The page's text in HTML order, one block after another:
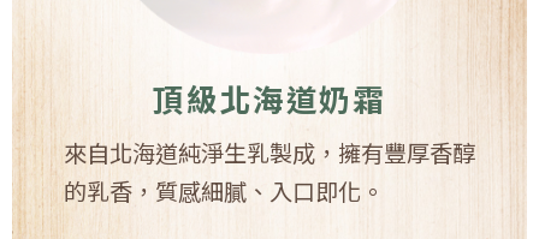
頂級北海道奶霜
來自北海道純淨生乳製成，擁有豐厚香醇
的乳香，質感細膩、入口即化。